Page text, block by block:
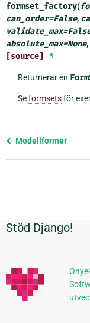
formset_factory(
can_order=False,
validate_max=
absolute_max=None,
[source] ¶
Returnerar en
Seformsetsför
Föregående
Modellformer
Ytterligare
information
Stöd Django!